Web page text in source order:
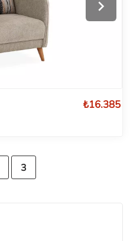
3
₺16.385